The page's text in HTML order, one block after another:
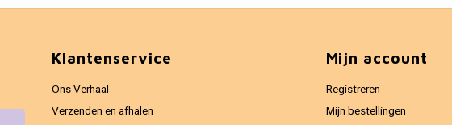
Klantenservice
Ons Verhaal
Verzenden en afhalen
Mijn account
Registreren
Mijn bestellingen